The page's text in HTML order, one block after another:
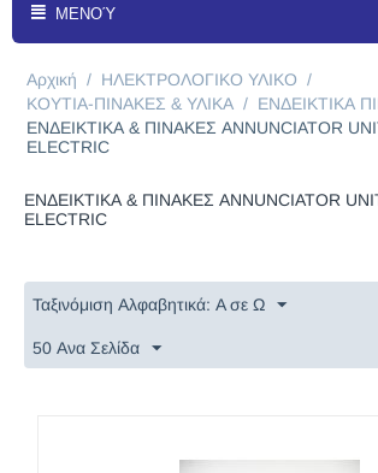
ΜΕΝΟΎ
Αρχική / ΗΛΕΚΤΡΟΛΟΓΙΚΟ ΥΛΙΚΟ /
ΚΟΥΤΙΑ-ΠΙΝΑΚΕΣ & ΥΛΙΚΑ / ΕΝΔΕΙΚΤΙΚΑ
ΕΝΔΕΙΚΤΙΚΑ & ΠΙΝΑΚΕΣ ANNUNCIATOR
ELECTRIC
ΕΝΔΕΙΚΤΙΚΑ & ΠΙΝΑΚΕΣ ANNUNCIATOR
ELECTRIC
Ταξινόμιση Αλφαβητικά: A σε Ω
50 Ανα Σελίδα